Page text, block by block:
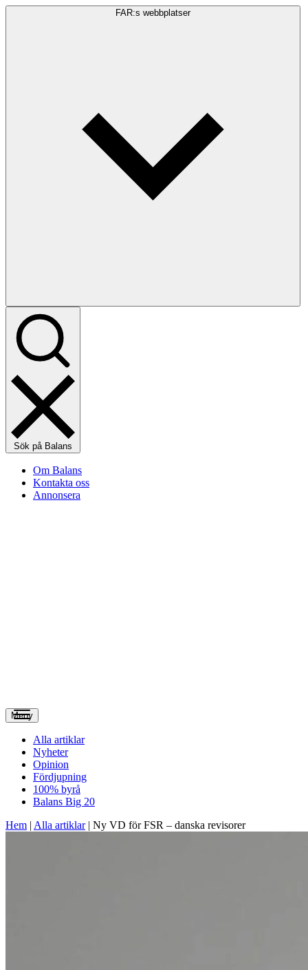
FAR:s webbplatser
Sök på Balans
Om Balans
Kontakta oss
Annonsera
Meny
Alla artiklar
Nyheter
Opinion
Fördjupning
100% byrå
Balans Big 20
Hem | Alla artiklar| Ny VD för FSR – danska revisorer